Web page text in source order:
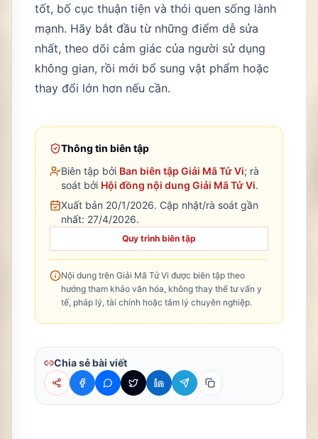
tốt, bố cục thuận tiện và thói quen sống lành
mạnh. Hãy bắt đầu từ những điểm dễ sửa
nhất, theo dõi cảm giác của người sử dụng
không gian, rồi mới bổ sung vật phẩm hoặc
thay đổi lớn hơn nếu cần.
Thông tin biên tập
Biên tập bởi Ban biên tập Giải Mã Tử Vi; rà
soát bởi Hội đồng nội dung Giải Mã Tử Vi.
Xuất bản 20/1/2026. Cập nhật/rà soát gần
nhất: 27/4/2026.
Quy trình biên tập
Nội dung trên Giải Mã Tử Vi được biên tập theo
hướng tham khảo văn hóa, không thay thế tư vấn y
tế, pháp lý, tài chính hoặc tâm lý chuyên nghiệp.
Chia sẻ bài viết